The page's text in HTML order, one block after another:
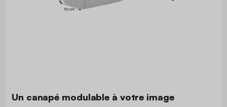
Un canapé modulable à votre image